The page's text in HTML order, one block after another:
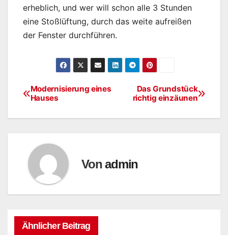
erheblich, und wer will schon alle 3 Stunden
eine Stoßlüftung, durch das weite aufreißen
der Fenster durchführen.
BeitragsnavigationDas Grundstück
richtig einzäunen
Modernisierung eines
Hauses
Vonadmin
Ähnlicher Beitrag